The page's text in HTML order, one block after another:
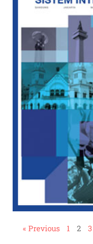
« Previous 1 2 3